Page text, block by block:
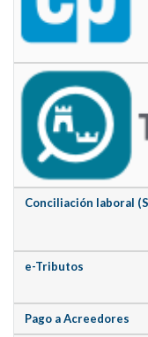
Conciliación laboral
e-Tributos
Pago a Acreedores